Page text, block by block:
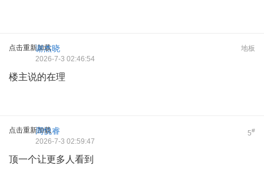
点击重新加载 地板
谢杰晓
2026-7-3 02:46:54
楼主说的在理
点击重新加载 5#
周悦睿
2026-7-3 02:59:47
顶一个让更多人看到